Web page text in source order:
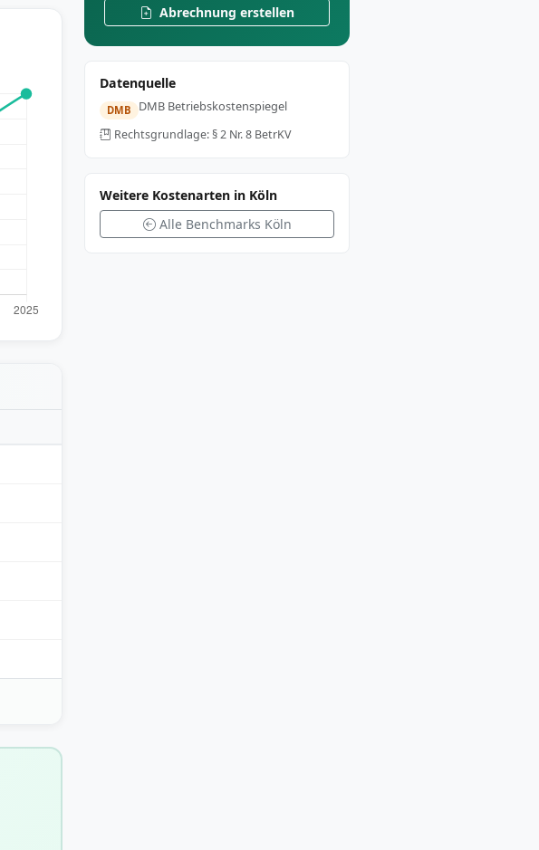
Abrechnung erstellen
Datenquelle
DMB DMB Betriebskostenspiegel
Rechtsgrundlage: § 2 Nr. 8 BetrKV
Weitere Kostenarten in Köln
Alle Benchmarks Köln